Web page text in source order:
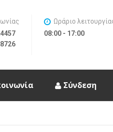
Ωράριο
08:00 - 17:00
Σύνδεση